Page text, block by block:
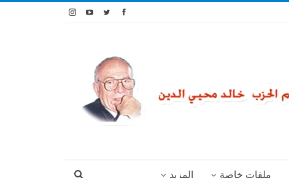
ملفات خاصة المزيد